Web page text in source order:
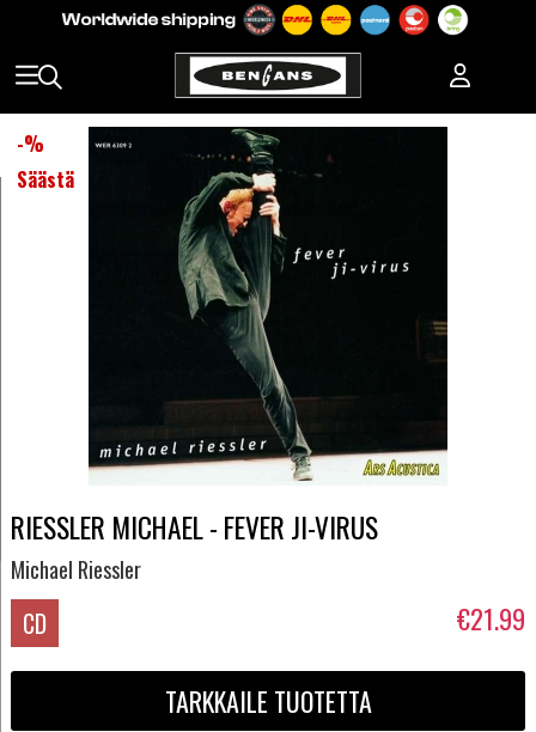
-%
Säästä
RIESSLER MICHAEL - FEVER JI-VIRUS
Michael Riessler
CD €21.99
TARKKAILE TUOTETTA